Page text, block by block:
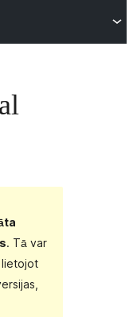
. Tā var
lietojot